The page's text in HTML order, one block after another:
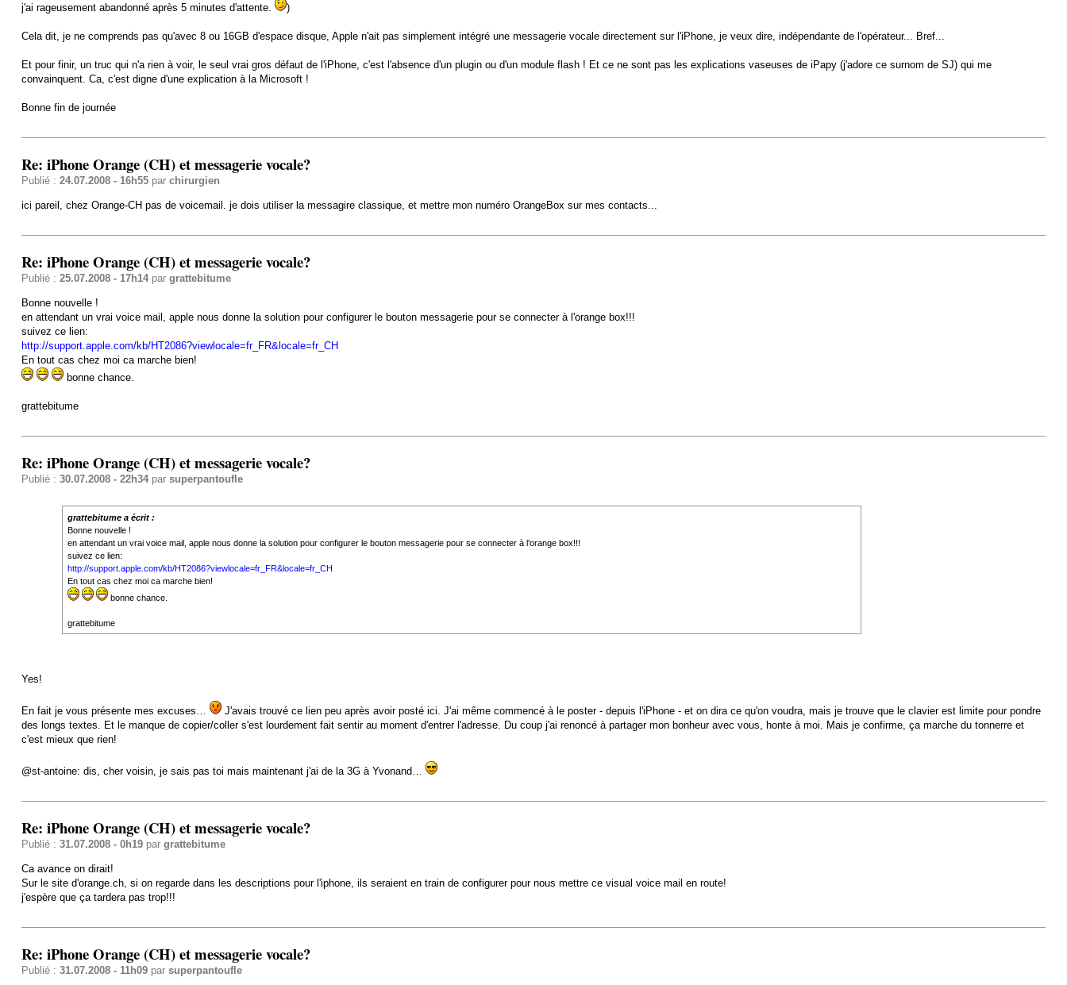
j'ai rageusement abandonné après 5 minutes d'attente.
)
Cela dit, je ne comprends pas qu'avec 8 ou 16GB d'espace disque, Apple n'ait pas simplement intégré une messagerie vocale directement sur l'iPhone, je veux dire, indépendante de l'opérateur... Bref...
Et pour finir, un truc qui n'a rien à voir, le seul vrai gros défaut de l'iPhone, c'est l'absence d'un plugin ou d'un module flash ! Et ce ne sont pas les explications vaseuses de iPapy (j'adore ce surnom de SJ) qui me
convainquent. Ca, c'est digne d'une explication à la Microsoft !
Bonne fin de journée
Re: iPhone Orange (CH) et messagerie vocale?
Publié : 24.07.2008 - 16h55par chirurgien
ici pareil, chez Orange-CH pas de voicemail. je dois utiliser la messagire classique, et mettre mon numéro OrangeBox sur mes contacts...
Re: iPhone Orange (CH) et messagerie vocale?
Publié : 25.07.2008 - 17h14par grattebitume
Bonne nouvelle !
en attendant un vrai voice mail, apple nous donne la solution pour configurer le bouton messagerie pour se connecter à l'orange box!!!
suivez ce lien:
http://support.apple.com/kb/HT2086?viewlocale=fr_FR&locale=fr_CH
En tout cas chez moi ca marche bien!
bonne chance.
grattebitume
Re: iPhone Orange (CH) et messagerie vocale?
Publié : 30.07.2008 - 22h34par superpantoufle
grattebitume a écrit :
Bonne nouvelle !
en attendant un vrai voice mail, apple nous donne la solution pour configurer le bouton messagerie pour se connecter à l'orange box!!!
suivez ce lien:
http://support.apple.com/kb/HT2086?viewlocale=fr_FR&locale=fr_CH
En tout cas chez moi ca marche bien!
bonne chance.
grattebitume
Yes!
En fait je vous présente mes excuses…
J'avais trouvé ce lien peu après avoir posté ici. J'ai même commencé à le poster - depuis l'iPhone - et on dira ce qu'on voudra, mais je trouve que le clavier est limite pour pondre
des longs textes. Et le manque de copier/coller s'est lourdement fait sentir au moment d'entrer l'adresse. Du coup j'ai renoncé à partager mon bonheur avec vous, honte à moi. Mais je confirme, ça marche du tonnerre et
c'est mieux que rien!
@st-antoine: dis, cher voisin, je sais pas toi mais maintenant j'ai de la 3G à Yvonand…
Re: iPhone Orange (CH) et messagerie vocale?
Publié : 31.07.2008 - 0h19par grattebitume
Ca avance on dirait!
Sur le site d'orange.ch, si on regarde dans les descriptions pour l'iphone, ils seraient en train de configurer pour nous mettre ce visual voice mail en route!
j'espère que ça tardera pas trop!!!
Re: iPhone Orange (CH) et messagerie vocale?
Publié : 31.07.2008 - 11h09par superpantoufle